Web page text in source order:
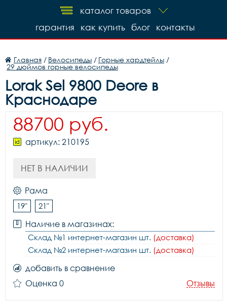
каталог товаров
контакты
блог
как купить
гарантия
Главная / Велосипеды / Горные хардтейлы /
29 дюймов горные велосипеды
Lorak Sel 9800 Deore в
Краснодаре
88700 руб.
артикул: 210195
НЕТ В НАЛИЧИИ
Рама
19" 21"
Наличие в магазинах:
Склад №1 интернет-магазин шт. (доставка)
Склад №2 интернет-магазин шт. (доставка)
добавить в сравнение
Оценка 0
Отзывы